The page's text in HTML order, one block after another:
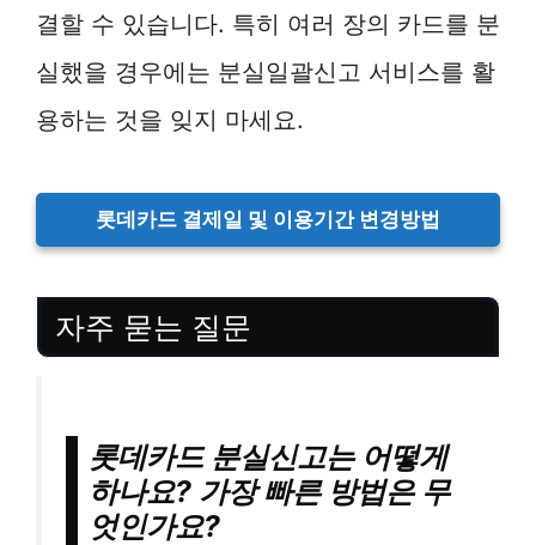
결할 수 있습니다. 특히 여러 장의 카드를 분
실했을 경우에는 분실일괄신고 서비스를 활
용하는 것을 잊지 마세요.
롯데카드 결제일 및 이용기간 변경방법
자주 묻는 질문
롯데카드 분실신고는 어떻게
하나요? 가장 빠른 방법은 무
엇인가요?